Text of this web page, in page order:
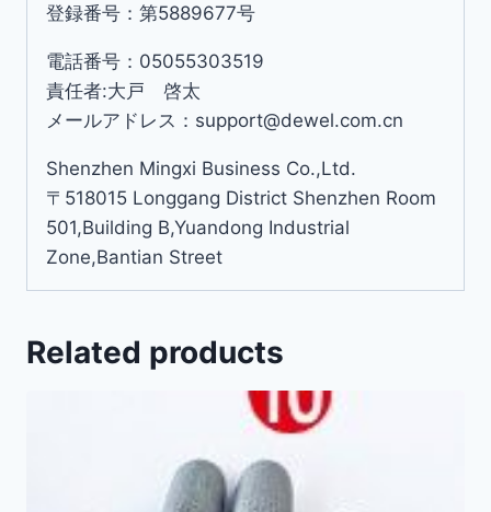
登録番号：第5889677号
電話番号：05055303519
責任者:大戸 啓太
メールアドレス：support@dewel.com.cn
Shenzhen Mingxi Business Co.,Ltd.
〒518015 Longgang District Shenzhen Room
501,Building B,Yuandong Industrial
Zone,Bantian Street
Related products